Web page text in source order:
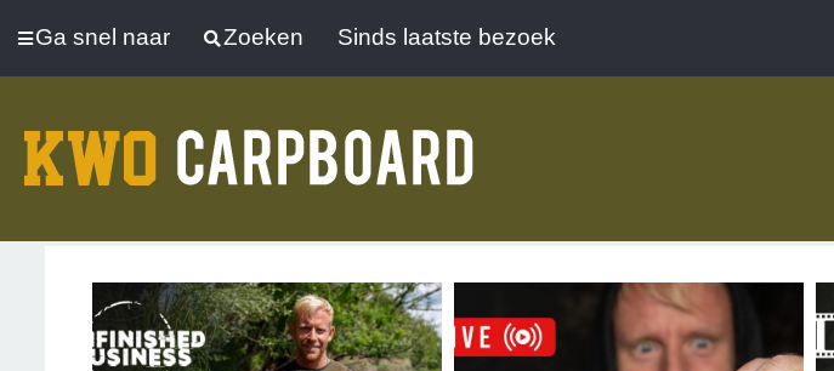
Ga snel naar Zoeken Sinds laatste bezoek